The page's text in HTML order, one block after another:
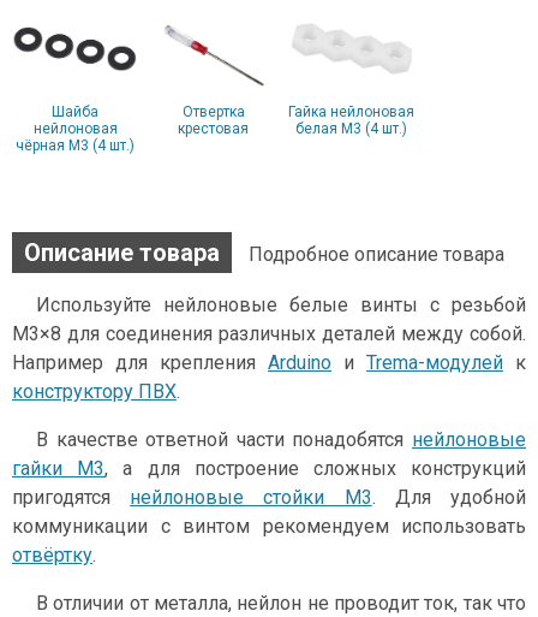
Шайба
нейлоновая
чёрная М3 (4 шт.)
Отвертка
крестовая
Гайка нейлоновая
белая М3 (4 шт.)
Описание товара Подробное описание товара
Используйте нейлоновые белые винты с резьбой
М3×8 для соединения различных деталей между собой.
Например для крепления Arduino и Trema-модулей к
конструктору ПВХ.
В качестве ответной части понадобятся нейлоновые
гайки М3, а для построение сложных конструкций
пригодятся нейлоновые стойки М3. Для удобной
коммуникации с винтом рекомендуем использовать
отвёртку.
В отличии от металла, нейлон не проводит ток, так что